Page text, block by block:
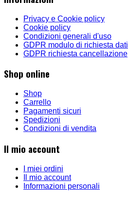
Privacy e Cookie policy
Cookie policy
Condizioni generali d'uso
GDPR modulo di richiesta dati
GDPR richiesta cancellazione
Shop online
Shop
Carrello
Pagamenti sicuri
Spedizioni
Condizioni di vendita
Il mio account
I miei ordini
Il mio account
Informazioni personali